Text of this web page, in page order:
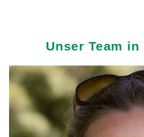
Unser Team in